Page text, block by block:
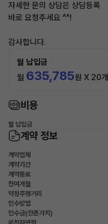
자세한 문의 상담은 상담등록
바로 요청주세요 ^^!
감사합니다.
월 납입금
월 635,785원 X 20
비용
월 납입금
계약 정보
계약업체
계약기간
계약종료
잔여개월
약정주행거리
인수방법
인수금(잔존가치)